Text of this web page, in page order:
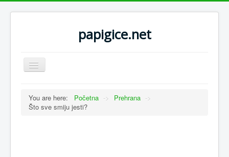
papigice.net
Toggle
Navigation
You are here: Početna -> Prehrana ->
Što sve smiju jesti?